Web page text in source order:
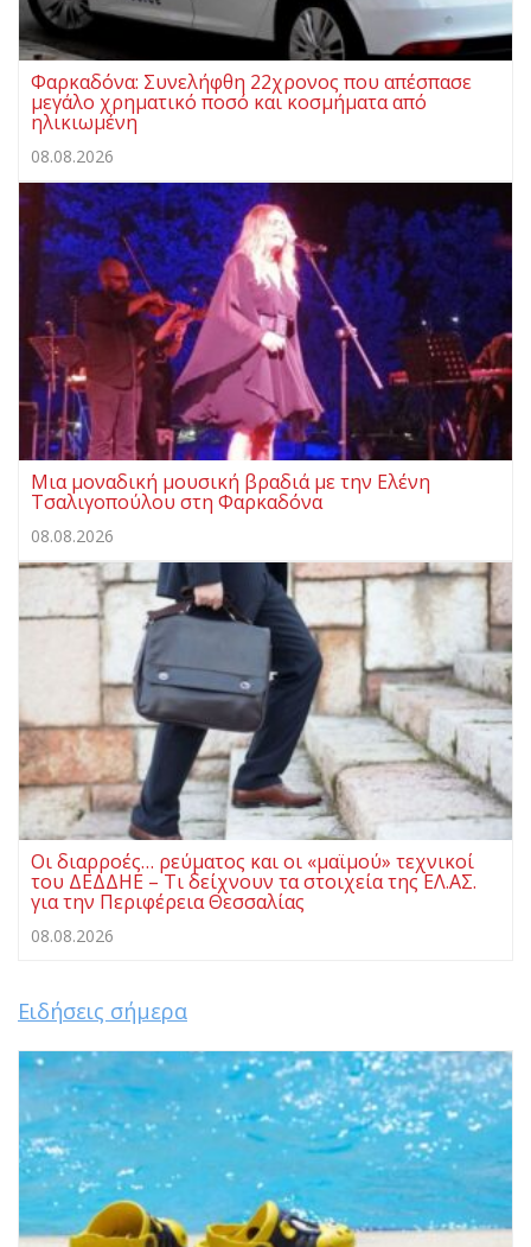
Φαρκαδόνα: Συνελήφθη 22χρονος που απέσπασε
μεγάλο χρηματικό ποσό και κοσμήματα από
ηλικιωμένη
08.08.2026
Μια μοναδική μουσική βραδιά με την Ελένη
Τσαλιγοπούλου στη Φαρκαδόνα
08.08.2026
Οι διαρροές… ρεύματος και οι «μαϊμού» τεχνικοί
του ΔΕΔΔΗΕ – Τι δείχνουν τα στοιχεία της ΕΛ.ΑΣ.
για την Περιφέρεια Θεσσαλίας
08.08.2026
Ειδήσεις σήμερα